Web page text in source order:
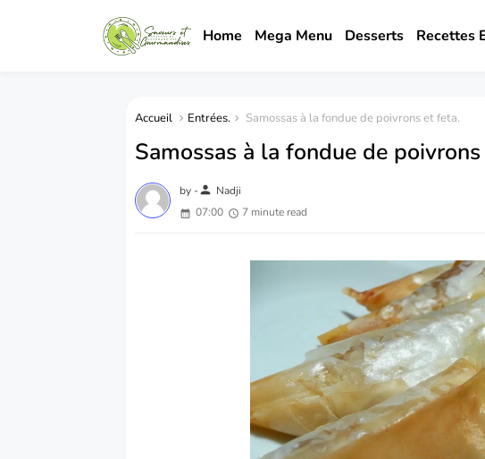
Home Mega Menu Desserts Recettes
Accueil Entrées. Samossas à la fondue de poivrons et feta.
Samossas à la fondue de
by -person Nadji
07:00
7 minute read